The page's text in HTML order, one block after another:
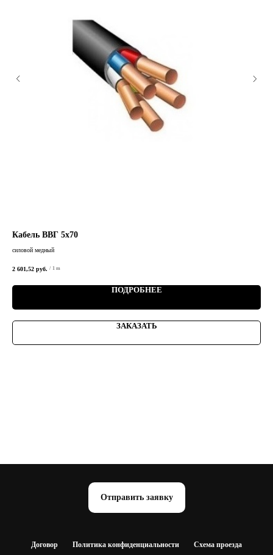
Кабель ВВГ 5х70
силовой медный
2 601,52 руб. / 1 m
ПОДРОБНЕЕ
ЗАКАЗАТЬ
Отправить заявку
Договор Политика конфиденциальности Схема проезда